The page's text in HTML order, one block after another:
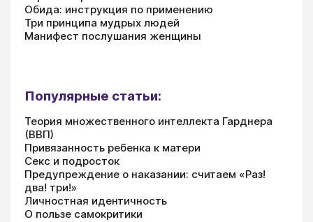
Обида: инструкция по применению
Три принципа мудрых людей
Манифест послушания женщины
Популярные статьи:
Теория множественного интеллекта Гарднера
(ВВП)
Привязанность ребенка к матери
Секс и подросток
Предупреждение о наказании: считаем «Раз!
два! три!»
Личностная идентичность
О пользе самокритики